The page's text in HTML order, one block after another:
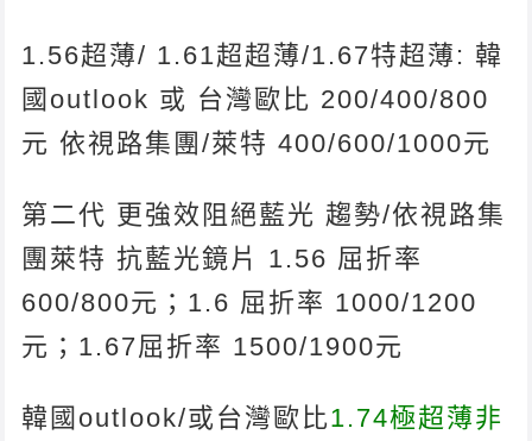
1.56超薄/ 1.61超超薄/1.67特超薄: 韓
國outlook 或 台灣歐比 200/400/800
元 依視路集團/萊特 400/600/1000元
第二代 更強效阻絕藍光 趨勢/依視路集
團萊特 抗藍光鏡片 1.56 屈折率
600/800元；1.6 屈折率 1000/1200
元；1.67屈折率 1500/1900元
韓國outlook/或台灣歐比1.74極超薄非